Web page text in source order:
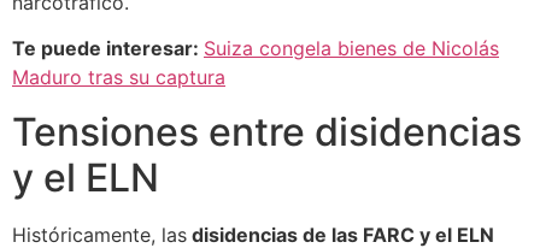
Te puede interesar: Suiza congela bienes de Nicolás
Maduro tras su captura
Tensiones entre disidencias
y el ELN
Históricamente, las disidencias de las FARC y el ELN